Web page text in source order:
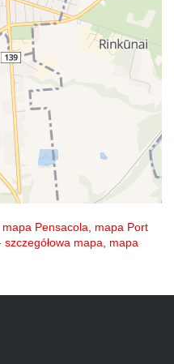
mapa Pensacola, mapa Port
szczegółowa mapa, mapa